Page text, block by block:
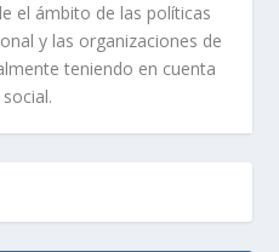
el ámbito de las políticas
y las organizaciones de
teniendo en cuenta